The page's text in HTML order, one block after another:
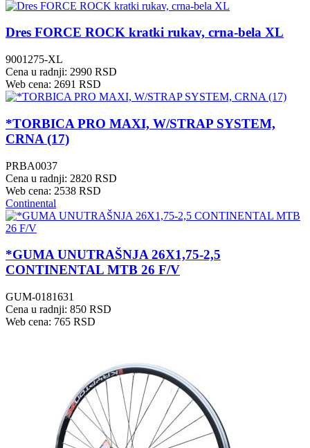
Dres FORCE ROCK kratki rukav, crna-bela XL
9001275-XL
Cena u radnji: 2990 RSD
Web cena: 2691 RSD
*TORBICA PRO MAXI, W/STRAP SYSTEM,
CRNA (17)
PRBA0037
Cena u radnji: 2820 RSD
Web cena: 2538 RSD
Continental
*GUMA UNUTRAŠNJA 26X1,75-2,5
CONTINENTAL MTB 26 F/V
GUM-0181631
Cena u radnji: 850 RSD
Web cena: 765 RSD